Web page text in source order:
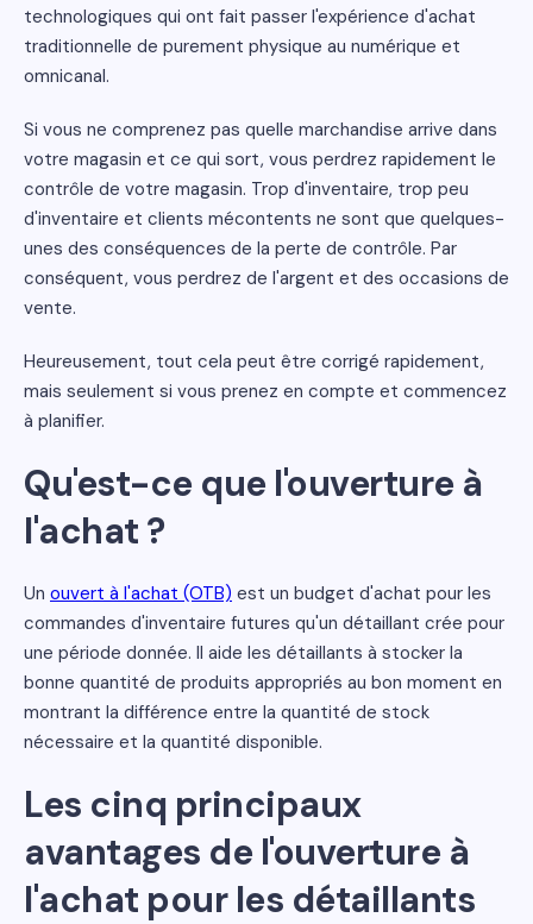
technologiques qui ont fait passer l'expérience d'achat
traditionnelle de purement physique au numérique et
omnicanal.
Si vous ne comprenez pas quelle marchandise arrive dans
votre magasin et ce qui sort, vous perdrez rapidement le
contrôle de votre magasin. Trop d'inventaire, trop peu
d'inventaire et clients mécontents ne sont que quelques-
unes des conséquences de la perte de contrôle. Par
conséquent, vous perdrez de l'argent et des occasions de
vente.
Heureusement, tout cela peut être corrigé rapidement,
mais seulement si vous prenez en compte et commencez
à planifier.
Qu'est-ce que l'ouverture à
l'achat ?
Un ouvert à l'achat (OTB) est un budget d'achat pour les
commandes d'inventaire futures qu'un détaillant crée pour
une période donnée. Il aide les détaillants à stocker la
bonne quantité de produits appropriés au bon moment en
montrant la différence entre la quantité de stock
nécessaire et la quantité disponible.
Les cinq principaux
avantages de l'ouverture à
l'achat pour les détaillants